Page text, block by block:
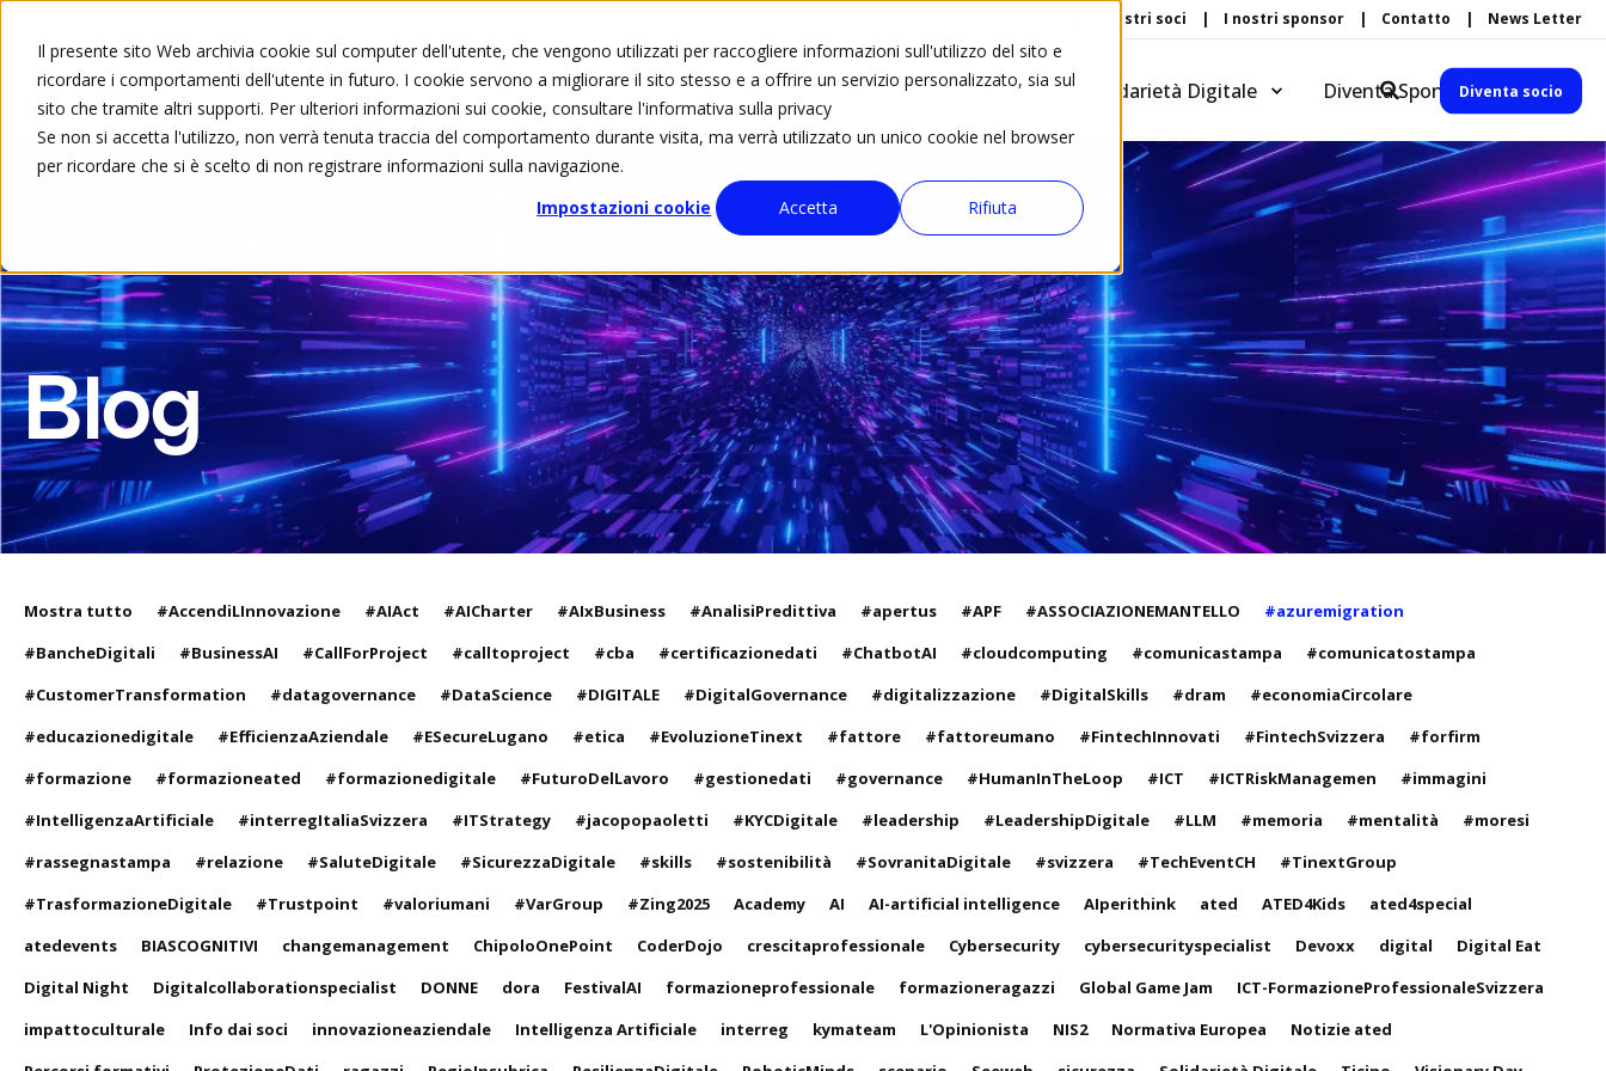
Il presente sito Web archivia cookie sul computer dell'utente, che vengono utilizzati per raccogliere informazioni sull'utilizzo del sito e
ricordare i comportamenti dell'utente in futuro. I cookie servono a migliorare il sito stesso e a offrire un servizio personalizzato, sia sul
sito che tramite altri supporti. Per ulteriori informazioni sui cookie, consultare l'informativa sulla privacy
Se non si accetta l'utilizzo, non verrà tenuta traccia del comportamento durante visita, ma verrà utilizzato un unico cookie nel browser
per ricordare che si è scelto di non registrare informazioni sulla navigazione.
Impostazioni cookie
Accetta Rifiuta
I nostri soci I nostri sponsor Contatto News Letter
Chi siamo Formazione Eventi Calendario eventi ated4kids Solidarietà Digitale Diventa SponsorDiventa socio
Blog
Mostra tutto #AccendiLInnovazione #AIAct #AICharter #AIxBusiness #AnalisiPredittiva #apertus #APF #ASSOCIAZIONEMANTELLO
#azuremigration
#BancheDigitali
#BusinessAI #CallForProject #calltoproject #cba #certificazionedati #ChatbotAI #cloudcomputing #comunicastampa
#comunicatostampa
#CustomerTransformation
#datagovernance #DataScience #DIGITALE #DigitalGovernance #digitalizzazione #DigitalSkills #dram
#economiaCircolare
#educazionedigitale
#EfficienzaAziendale #ESecureLugano #etica #EvoluzioneTinext #fattore #fattoreumano #FintechInnovati #FintechSvizzera
#forfirm
#formazione
#formazioneated #formazionedigitale #FuturoDelLavoro #gestionedati #governance #HumanInTheLoop #ICT #ICTRiskManagemen
#immagini
#IntelligenzaArtificiale
#interregItaliaSvizzera #ITStrategy #jacopopaoletti #KYCDigitale #leadership #LeadershipDigitale #LLM #memoria #mentalità
#moresi
#rassegnastampa
#relazione #SaluteDigitale #SicurezzaDigitale #skills #sostenibilità #SovranitaDigitale #svizzera #TechEventCH
#TinextGroup
#TrasformazioneDigitale
#Trustpoint #valoriumani #VarGroup #Zing2025 Academy AI AI-artificial intelligence AIperithink ated ATED4Kids
ated4special
atedevents
BIASCOGNITIVI changemanagement ChipoloOnePoint CoderDojo crescitaprofessionale Cybersecurity cybersecurityspecialist Devoxx digital
Digital Eat
Digital Night
Digitalcollaborationspecialist DONNE dora FestivalAI formazioneprofessionale formazioneragazzi Global Game Jam
ICT-FormazioneProfessionaleSvizzera
impattoculturale
Info dai soci innovazioneaziendale Intelligenza Artificiale interreg kymateam L'Opinionista NIS2 Normativa Europea
Notizie ated